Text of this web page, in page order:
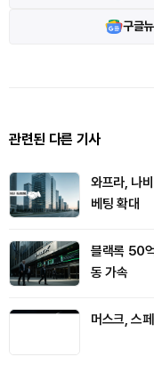
구글
관련된 다른 기사
와프라, 나
베팅 확대
블랙록 50
동 가속
머스크, 스